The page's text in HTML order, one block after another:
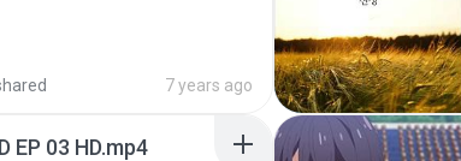
7 years ago
EP 03 HD.mp4